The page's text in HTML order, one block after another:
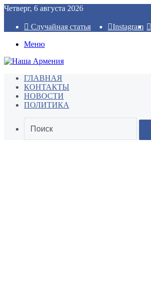
Четверг, 6 августа 2026
Instagram
Случайная статья
Меню
ГЛАВНАЯ
КОНТАКТЫ
НОВОСТИ
ПОЛИТИКА